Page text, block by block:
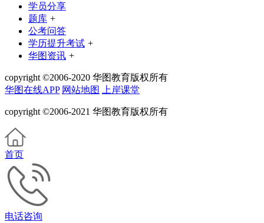
学员分享
题库 +
公考问答
学历提升考试 +
华图资讯 +
copyright ©2006-2020 华图教育版权所有
华图在线APP 网站地图 上岸课堂
copyright ©2006-2021 华图教育版权所有
首页
电话咨询